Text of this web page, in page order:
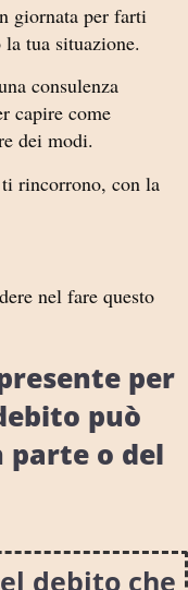
giornata per farti
tua situazione.
consulenza
capire come
dei modi.
rincorrono, con la
nel fare questo
per
può
parte o del
debito che